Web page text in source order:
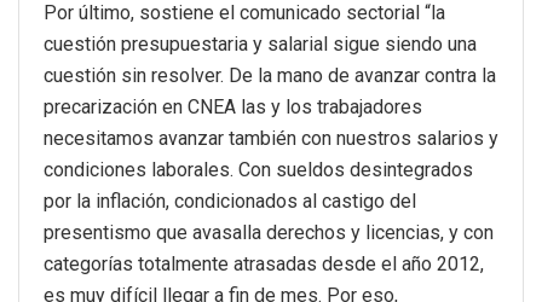
Por último, sostiene el comunicado sectorial “la
cuestión presupuestaria y salarial sigue siendo una
cuestión sin resolver. De la mano de avanzar contra la
precarización en CNEA las y los trabajadores
necesitamos avanzar también con nuestros salarios y
condiciones laborales. Con sueldos desintegrados
por la inflación, condicionados al castigo del
presentismo que avasalla derechos y licencias, y con
categorías totalmente atrasadas desde el año 2012,
es muy difícil llegar a fin de mes. Por eso,